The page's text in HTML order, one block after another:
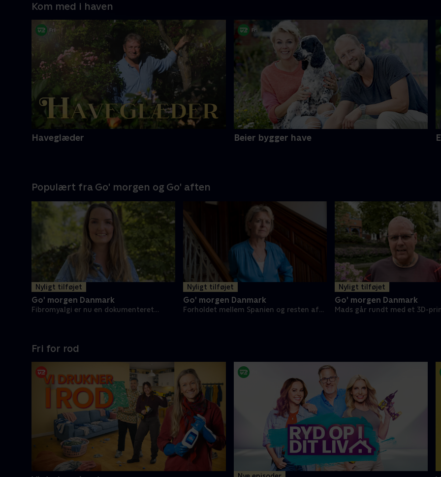
Kom med i haven
Haveglæder Beier bygger have
Populært fra Go' morgen og Go' aften
Nyligt tilføjet
Go' morgen Danmark
Fibromyalgi er nu en dokumenteret
Nyligt tilføjet
Go' morgen Danmark
Forholdet mellem Spanien og resten af
Nyligt tilføjet
Go' morgen Danmark
Mads går rundt med et 3D-
Fri for rod